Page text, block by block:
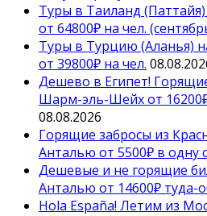
Туры в Таиланд
от 64800₽ на чел.
Туры в Турцию (Аланья)
от 39800₽ на чел.
Дешево в Египет!
Шарм-эль-Шейх от
08.08.2026
Горящие забросы из
Анталью от 5500₽ в одну
Дешевые и не горящие
Анталью от 14600₽ туда-
Hola España! Летим из